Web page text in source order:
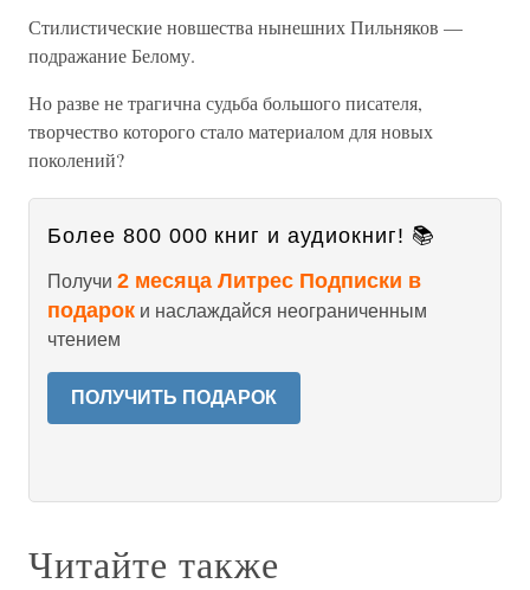
Стилистические новшества нынешних Пильняков —
подражание Белому.
Но разве не трагична судьба большого писателя,
творчество которого стало материалом для новых
поколений?
Более 800 000 книг и аудиокниг! 📚
Получи 2 месяца Литрес Подписки в
подарок и наслаждайся неограниченным
чтением
ПОЛУЧИТЬ ПОДАРОК
Читайте также